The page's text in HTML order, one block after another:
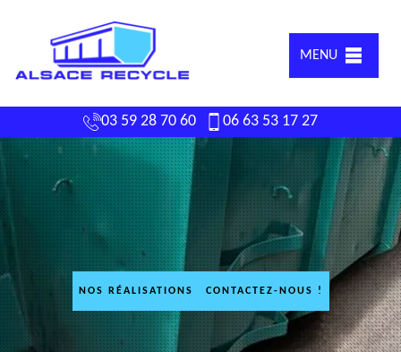
MENU
03 59 28 70 60 06 63 53 17 27
NOS RÉALISATIONS CONTACTEZ-NOUS !